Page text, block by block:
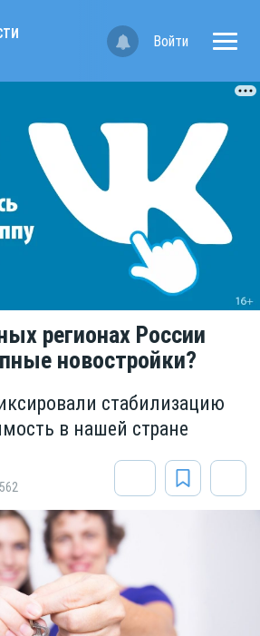
Войти
регионах России
новостройки?
стабилизацию
в нашей стране
562